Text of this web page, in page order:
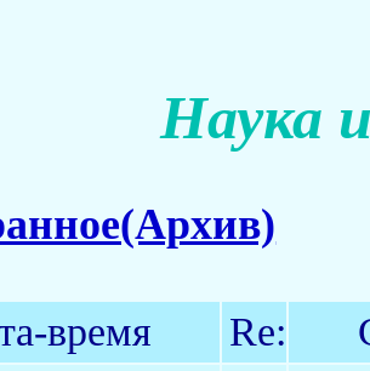
Наука
время Re: